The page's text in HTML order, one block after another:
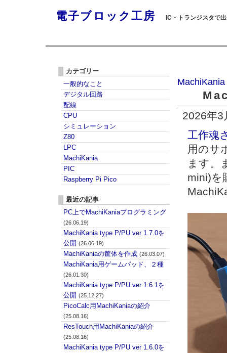
電子ブロック工房 IC・トランジスタで
MachiKania
2026年3
工作魂
用のサ
ます。
mini)を
カテゴリー
一般的なこと
デジタル回路
配線
CPU
シミュレーション
Z80
LPC
MachiKania
PIC
Raspberry Pi Pico
最近の記事
PC上でMachiKaniaプログラミング
(26.06.19)
MachiKania type P/PU ver 1.7.0を
公開 (26.06.19)
MachiKaniaの筐体を作成 (26.03.07)
MachiKania用ゲームパッド、２種
(26.01.30)
MachiKania type P/PU ver 1.6.1を
公開 (25.12.27)
PicoCalc用MachiKaniaの紹介
(25.08.16)
ResTouch用MachiKaniaの紹介
(25.08.16)
MachiKania type P/PU ver 1.6.0を